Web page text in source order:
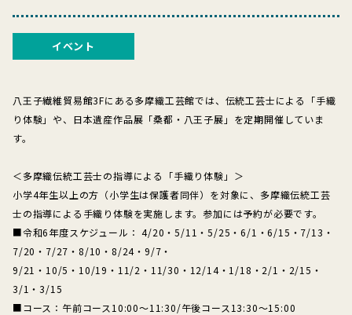
イベント
八王子繊維貿易館3Fにある多摩織工芸館では、伝統工芸士による「手織
り体験」や、日本遺産作品展「桑都・八王子展」を定期開催していま
す。
＜多摩織伝統工芸士の指導による「手織り体験」＞
小学4年生以上の方（小学生は保護者同伴）を対象に、多摩織伝統工芸
士の指導による手織り体験を実施します。参加には予約が必要です。
■令和6年度スケジュール： 4/20・5/11・5/25・6/1・6/15・7/13・
7/20・7/27・8/10・8/24・9/7・
9/21・10/5・10/19・11/2・11/30・12/14・1/18・2/1・2/15・
3/1・3/15
■コース：午前コース10:00～11:30/午後コース13:30～15:00